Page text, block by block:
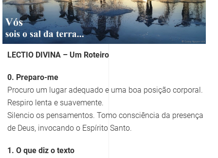
LECTIO DIVINA – Um Roteiro
0. Preparo-me
Procuro um lugar adequado e uma boa posição corporal.
Respiro lenta e suavemente.
Silencio os pensamentos. Tomo consciência da presença
de Deus, invocando o Espírito Santo.
1. O que diz o texto